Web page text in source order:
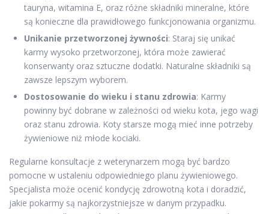
tauryna, witamina E, oraz różne składniki mineralne, które
są konieczne dla prawidłowego funkcjonowania organizmu.
Unikanie przetworzonej żywności: Staraj się unikać
karmy wysoko przetworzonej, która może zawierać
konserwanty oraz sztuczne dodatki. Naturalne składniki są
zawsze lepszym wyborem.
Dostosowanie do wieku i stanu zdrowia: Karmy
powinny być dobrane w zależności od wieku kota, jego wagi
oraz stanu zdrowia. Koty starsze mogą mieć inne potrzeby
żywieniowe niż młode kociaki.
Regularne konsultacje z weterynarzem mogą być bardzo
pomocne w ustaleniu odpowiedniego planu żywieniowego.
Specjalista może ocenić kondycję zdrowotną kota i doradzić,
jakie pokarmy są najkorzystniejsze w danym przypadku.